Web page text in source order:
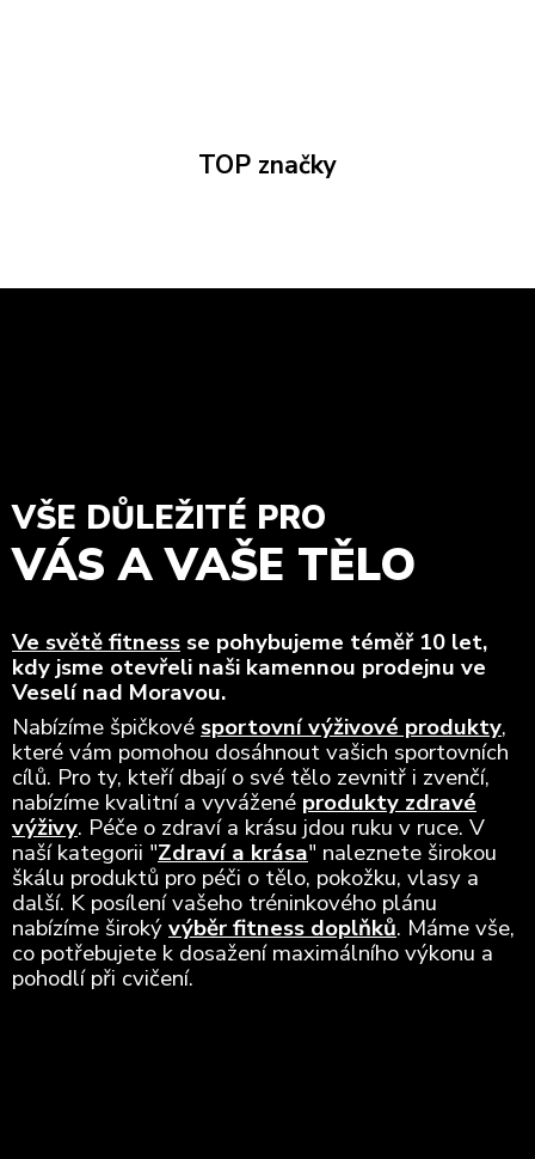
TOP značky
VŠE DŮLEŽITÉ PRO
VÁS A VAŠE TĚLO
Ve světě fitness se pohybujeme téměř 10 let,
kdy jsme otevřeli naši kamennou prodejnu ve
Veselí nad Moravou.
Nabízíme špičkovésportovní výživové produkty,
které vám pomohou dosáhnout vašich sportovních
cílů. Pro ty, kteří dbají o své tělo zevnitř i zvenčí,
nabízíme kvalitní a vyvážené produkty zdravé
výživy. Péče o zdraví a krásu jdou ruku v ruce. V
naší kategorii "Zdraví a krása" naleznete širokou
škálu produktů pro péči o tělo, pokožku, vlasy a
další. K posílení vašeho tréninkového plánu
nabízíme širokývýběr fitness doplňků. Máme vše,
co potřebujete k dosažení maximálního výkonu a
pohodlí při cvičení.